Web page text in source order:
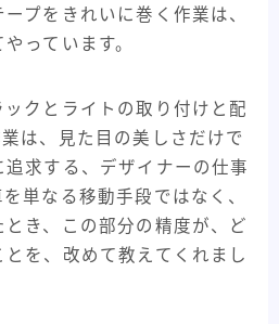
プをきれいに巻く作業は、
っています。
クとライトの取り付けと配
は、見た目の美しさだけで
求する、デザイナーの仕事
単なる移動手段ではなく、
き、この部分の精度が、ど
を、改めて教えてくれまし